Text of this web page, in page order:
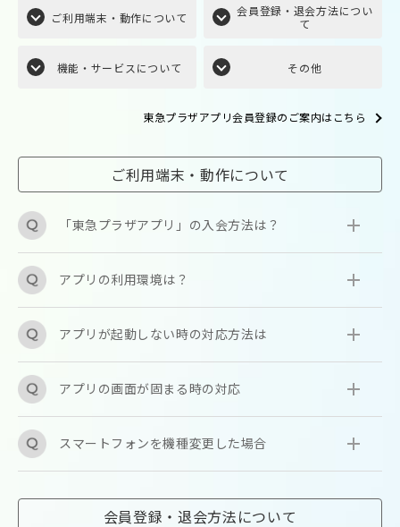
ご利用端末・ 動作について
会員登録・退会方法につい
て
機能・サービス について その他
東急プラザアプリ会員登録のご案内はこちら
ご利用端末・動作について
「東急プラザアプリ」の入会方法は？
アプリの利用環境は？
アプリが起動しない時の対応方法は
アプリの画面が固まる時の対応
スマートフォンを機種変更した場合
会員登録・退会方法について